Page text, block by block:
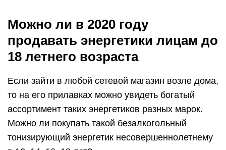
Можно ли в 2020 году
продавать энергетики лицам до
18 летнего возраста
Если зайти в любой сетевой магазин возле дома,
то на его прилавках можно увидеть богатый
ассортимент таких энергетиков разных марок.
Можно ли покупать такой безалкогольный
тонизирующий энергетик несовершеннолетнему